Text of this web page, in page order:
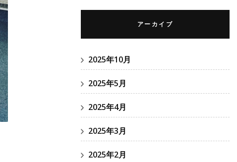
アーカイブ
2025年10月
2025年5月
2025年4月
2025年3月
2025年2月